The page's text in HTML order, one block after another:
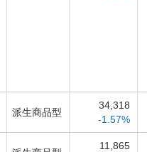
派生商品型
34,318
-1.57%
11,865